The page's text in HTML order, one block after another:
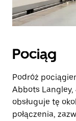
Pociąg
Podróż
Abbots Langley,
obsługuje tę
połączenia,